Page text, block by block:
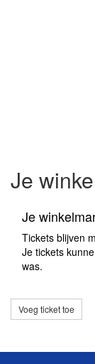
Je
Je
Tickets blijven
Je tickets
was.
Voeg ticket toe